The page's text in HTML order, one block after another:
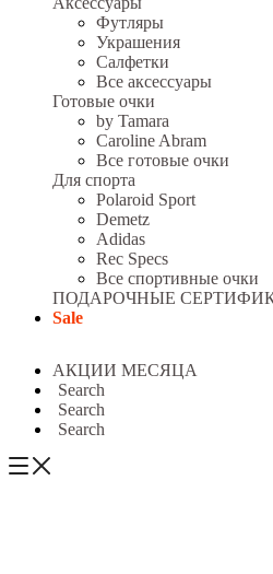
Футляры
Украшения
Салфетки
Все аксессуары
Готовые очки
by Tamara
Caroline Abram
Все готовые очки
Для спорта
Polaroid Sport
Demetz
Adidas
Rec Specs
Все спортивные очки
ПОДАРОЧНЫЕ
Sale
АКЦИИ МЕСЯЦА
Search
Search
Search